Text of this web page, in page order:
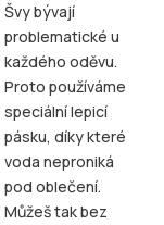
Švy bývají
problematické u
každého oděvu.
Proto používáme
speciální lepicí
pásku, díky které
voda neproniká
pod oblečení.
Můžeš tak bez